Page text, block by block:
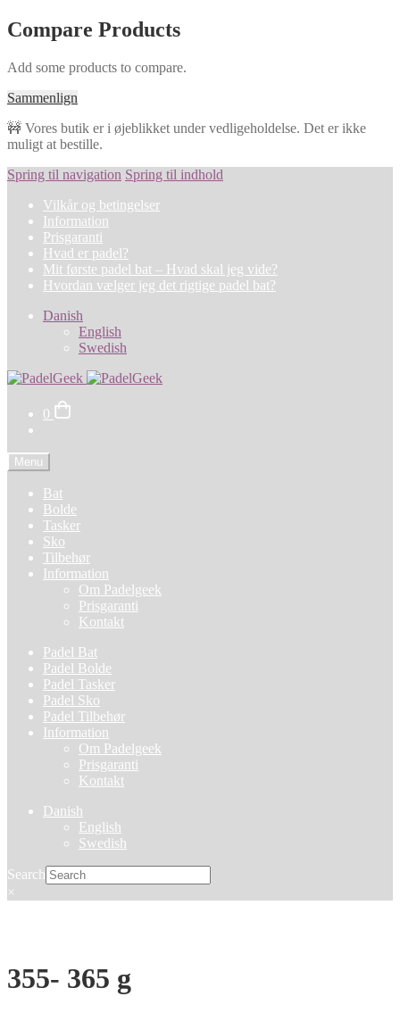
Compare Products
Add some products to compare.
Sammenlign
🚧 Vores butik er i øjeblikket under vedligeholdelse. Det er ikke
muligt at bestille.
Spring til navigation Spring til indhold
Vilkår og betingelser
Information
Prisgaranti
Hvad er padel?
Mit første padel bat – Hvad skal jeg vide?
Hvordan vælger jeg det rigtige padel bat?
Danish
English
Swedish
0
Menu
Bat
Bolde
Tasker
Sko
Tilbehør
Information
Om Padelgeek
Prisgaranti
Kontakt
Padel Bat
Padel Bolde
Padel Tasker
Padel Sko
Padel Tilbehør
Information
Om Padelgeek
Prisgaranti
Kontakt
Danish
English
Swedish
Search
×
355- 365 g